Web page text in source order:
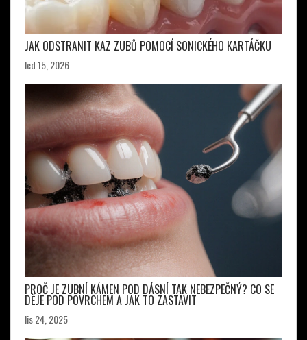
JAK ODSTRANIT KAZ ZUBŮ POMOCÍ SONICKÉHO KARTÁČKU
led 15, 2026
PROČ JE ZUBNÍ KÁMEN POD DÁSNÍ TAK NEBEZPEČNÝ? CO SE
DĚJE POD POVRCHEM A JAK TO ZASTAVIT
lis 24, 2025